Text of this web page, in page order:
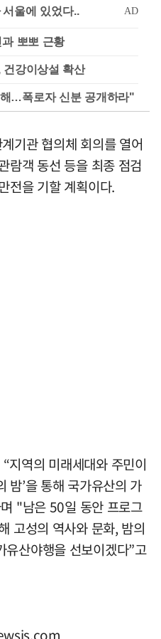
뽀뽀 근황
건강이상설 확산
…폭로자 신분 공개하라"
기관 협의체 회의를 열어
람객 동선 등을 최종 점검
전을 기할 계획이다.
지역의 미래세대와 주민이
밤’을 통해 국가유산의 가
"남은 50일 동안 프로그
고성의 역사와 문화, 밤의
유산야행을 선보이겠다”고